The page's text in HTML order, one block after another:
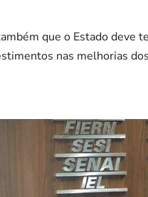
que o Estado deve
nas melhorias